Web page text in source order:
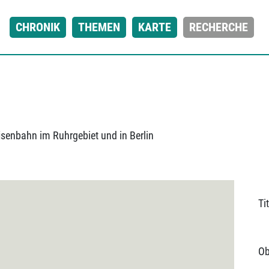
CHRONIK THEMEN KARTE RECHERCHE
im Ruhrgebiet und in Berlin